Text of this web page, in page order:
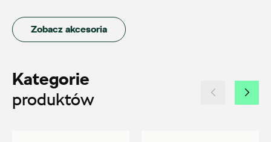
Zobacz akcesoria
Kategorie
produktów
ul. Siemiradzkiego 23, Piła
+48 517 079 901